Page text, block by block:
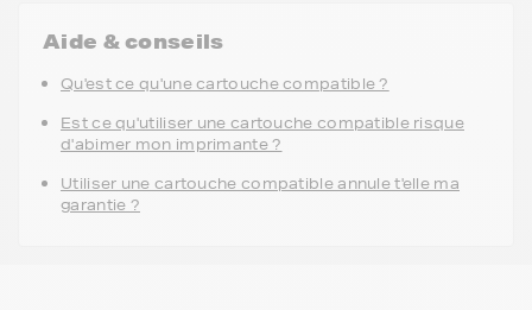
Aide & conseils
Qu'est ce qu'une cartouche compatible ?
Est ce qu'utiliser une cartouche compatible risque
d'abimer mon imprimante ?
Utiliser une cartouche compatible annule t'elle ma
garantie ?